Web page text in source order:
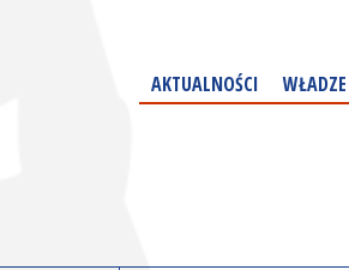
AKTUALNOŚCI WŁADZE